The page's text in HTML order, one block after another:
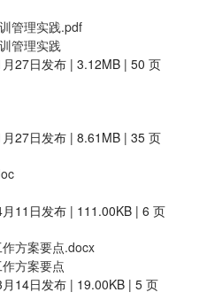
管理实践.pdf
管理实践
27日发布 | 3.12MB | 50 页
27日发布 | 8.61MB | 35 页
11日发布 | 111.00KB | 6 页
方案要点.docx
方案要点
14日发布 | 19.00KB | 5 页